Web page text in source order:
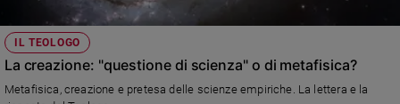
IL TEOLOGO
La creazione: "questione di scienza" o di metafisica?
Metafisica, creazione e pretesa delle scienze empiriche. La lettera e la